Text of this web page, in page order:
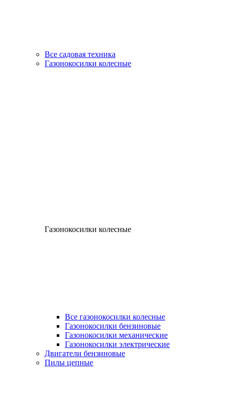
Все садовая техника
Газонокосилки колесные
Газонокосилки колесные
Все газонокосилки колесные
Газонокосилки бензиновые
Газонокосилки механические
Газонокосилки электрические
Двигатели бензиновые
Пилы цепные